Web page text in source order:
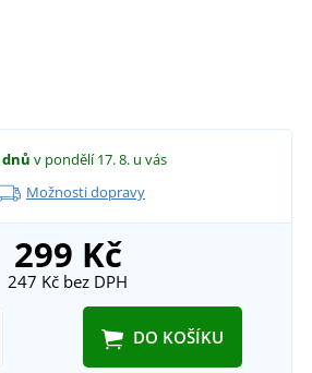
dnů v pondělí 17. 8. u vás
Možnosti dopravy
299 Kč
247 Kč bez DPH
DO KOŠÍKU